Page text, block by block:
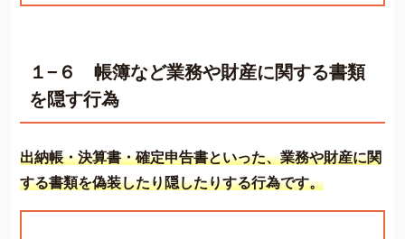
１−６ 帳簿など業務や財産に関する書類
を隠す行為
出納帳・決算書・確定申告書といった、業務や財産に関
する書類を偽装したり隠したりする行為です。